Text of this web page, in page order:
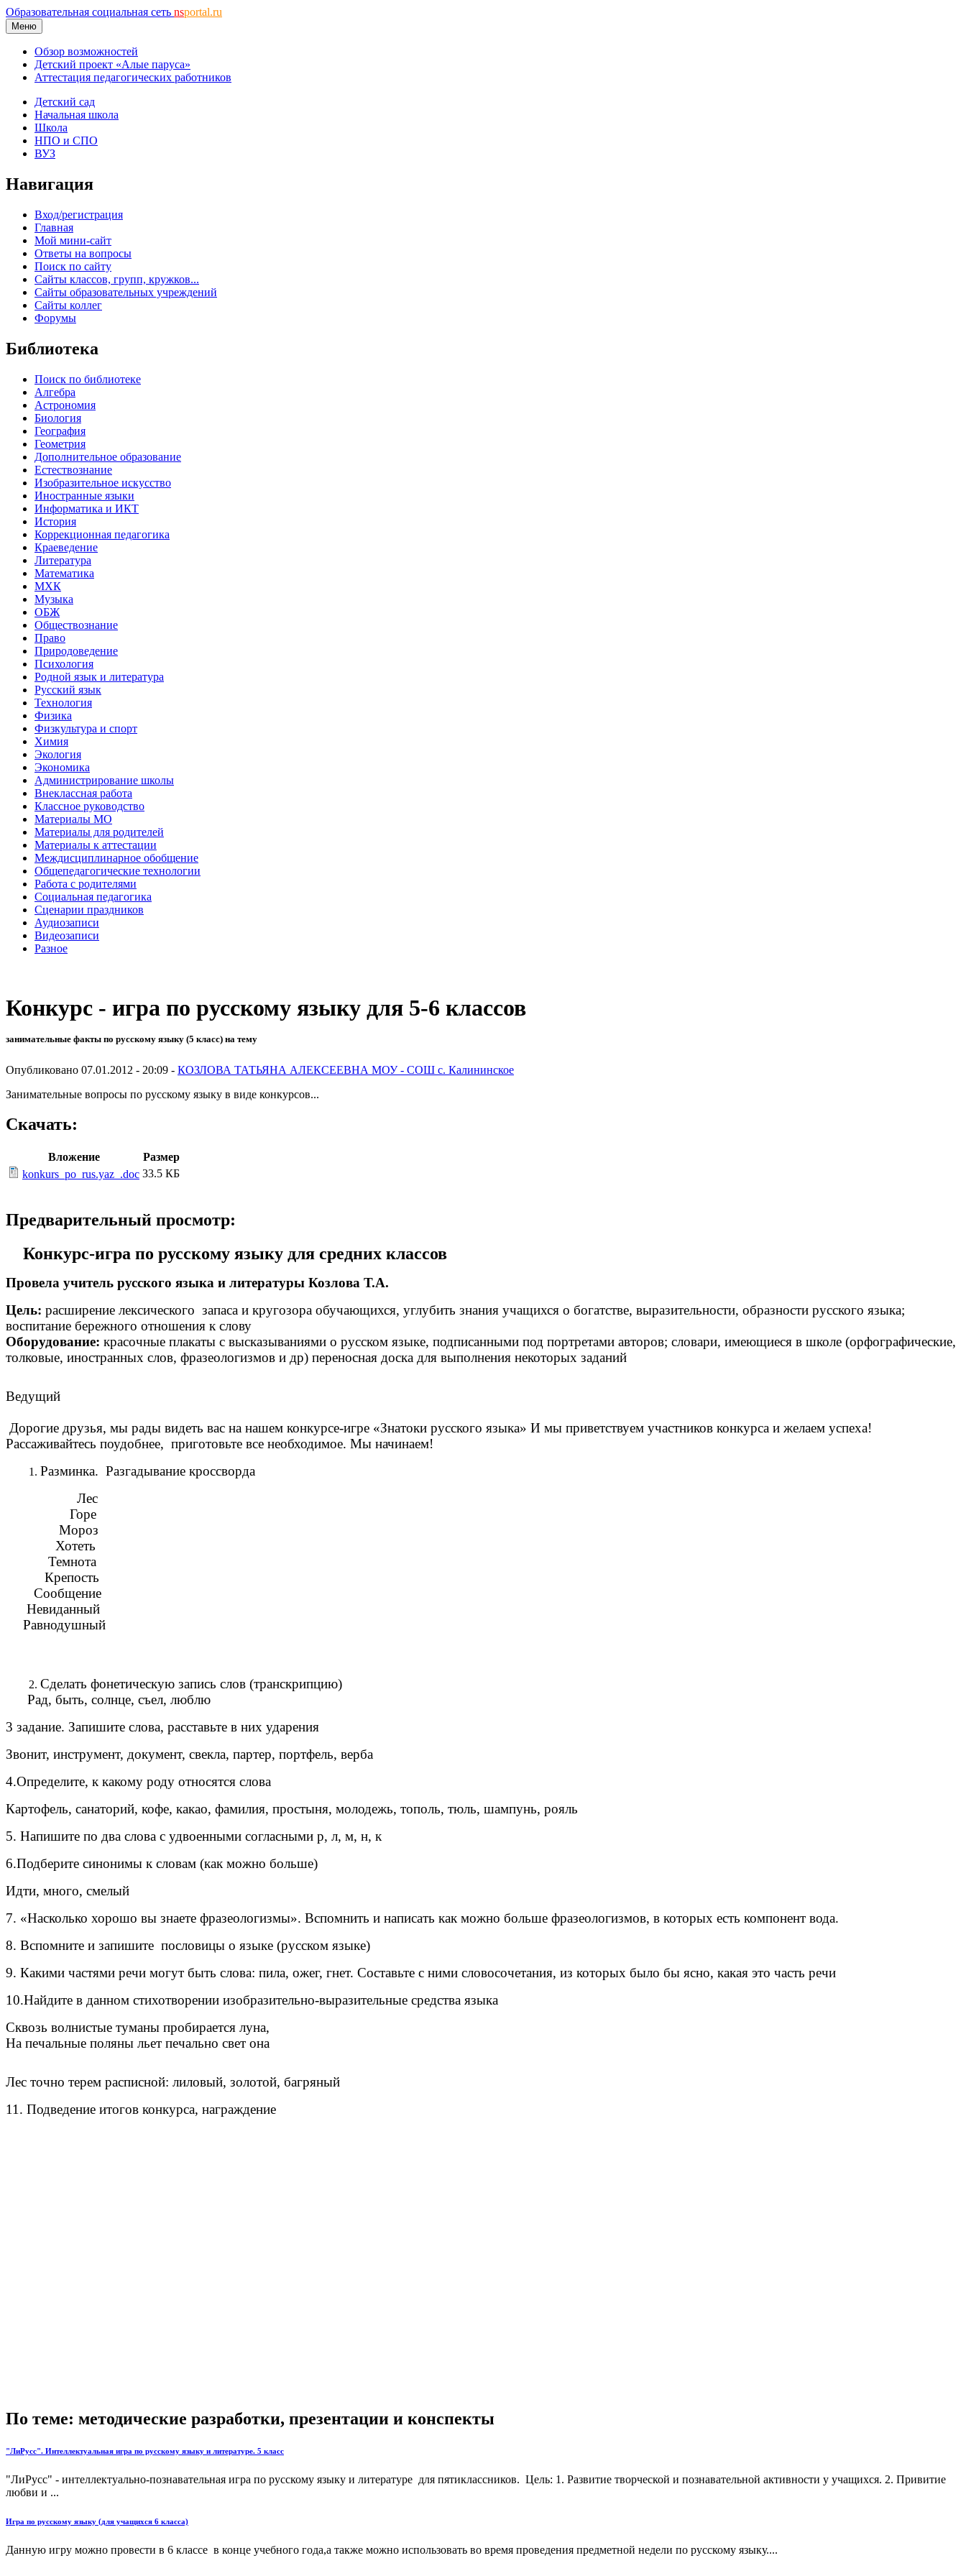
Образовательная социальная сеть nsportal.ru
Меню
Обзор возможностей
Детский проект «Алые паруса»
Аттестация педагогических работников
Детский сад
Начальная школа
Школа
НПО и СПО
ВУЗ
Навигация
Вход/регистрация
Главная
Мой мини-сайт
Ответы на вопросы
Поиск по сайту
Сайты классов, групп, кружков...
Сайты образовательных учреждений
Сайты коллег
Форумы
Библиотека
Поиск по библиотеке
Алгебра
Астрономия
Биология
География
Геометрия
Дополнительное образование
Естествознание
Изобразительное искусство
Иностранные языки
Информатика и ИКТ
История
Коррекционная педагогика
Краеведение
Литература
Математика
МХК
Музыка
ОБЖ
Обществознание
Право
Природоведение
Психология
Родной язык и литература
Русский язык
Технология
Физика
Физкультура и спорт
Химия
Экология
Экономика
Администрирование школы
Внеклассная работа
Классное руководство
Материалы МО
Материалы для родителей
Материалы к аттестации
Междисциплинарное обобщение
Общепедагогические технологии
Работа с родителями
Социальная педагогика
Сценарии праздников
Аудиозаписи
Видеозаписи
Разное
Конкурс - игра по русскому языку для 5-6 классов
занимательные факты по русскому языку (5 класс) на тему
Опубликовано 07.01.2012 - 20:09 - КОЗЛОВА ТАТЬЯНА АЛЕКСЕЕВНА МОУ - СОШ с. Калининское
Занимательные вопросы по русскому языку в виде конкурсов...
Скачать:
Вложение
Размер
konkurs_po_rus.yaz_.doc 33.5 КБ
Предварительный просмотр:
Конкурс-игра по русскому языку для средних классов
Провела учитель русского языка и литературы Козлова Т.А.
Цель: расширение лексического запаса и кругозора обучающихся, углубить знания учащихся о богатстве, выразительности, образности русского языка;
воспитание бережного отношения к слову
Оборудование: красочные плакаты с высказываниями о русском языке, подписанными под портретами авторов; словари, имеющиеся в школе (орфографические,
толковые, иностранных слов, фразеологизмов и др) переносная доска для выполнения некоторых заданий
Ведущий
Дорогие друзья, мы рады видеть вас на нашем конкурсе-игре «Знатоки русского языка» И мы приветствуем участников конкурса и желаем успеха!
Рассаживайтесь поудобнее, приготовьте все необходимое. Мы начинаем!
Разминка. Разгадывание кроссворда
Лес
Горе
Мороз
Хотеть
Темнота
Крепость
Сообщение
Невиданный
Равнодушный
Сделать фонетическую запись слов (транскрипцию)
Рад, быть, солнце, съел, люблю
3 задание. Запишите слова, расставьте в них ударения
Звонит, инструмент, документ, свекла, партер, портфель, верба
4.Определите, к какому роду относятся слова
Картофель, санаторий, кофе, какао, фамилия, простыня, молодежь, тополь, тюль, шампунь, рояль
5. Напишите по два слова с удвоенными согласными р, л, м, н, к
6.Подберите синонимы к словам (как можно больше)
Идти, много, смелый
7. «Насколько хорошо вы знаете фразеологизмы». Вспомнить и написать как можно больше фразеологизмов, в которых есть компонент вода.
8. Вспомните и запишите пословицы о языке (русском языке)
9. Какими частями речи могут быть слова: пила, ожег, гнет. Составьте с ними словосочетания, из которых было бы ясно, какая это часть речи
10.Найдите в данном стихотворении изобразительно-выразительные средства языка
Сквозь волнистые туманы пробирается луна,
На печальные поляны льет печально свет она
Лес точно терем расписной: лиловый, золотой, багряный
11. Подведение итогов конкурса, награждение
По теме: методические разработки, презентации и конспекты
"ЛиРусс". Интеллектуальная игра по русскому языку и литературе. 5 класс
"ЛиРусс" - интеллектуально-познавательная игра по русскому языку и литературе для пятиклассников. Цель: 1. Развитие творческой и познавательной активности у учащихся. 2. Привитие
любви и ...
Игра по русскому языку (для учащихся 6 класса)
Данную игру можно провести в 6 классе в конце учебного года,а также можно использовать во время проведения предметной недели по русскому языку....